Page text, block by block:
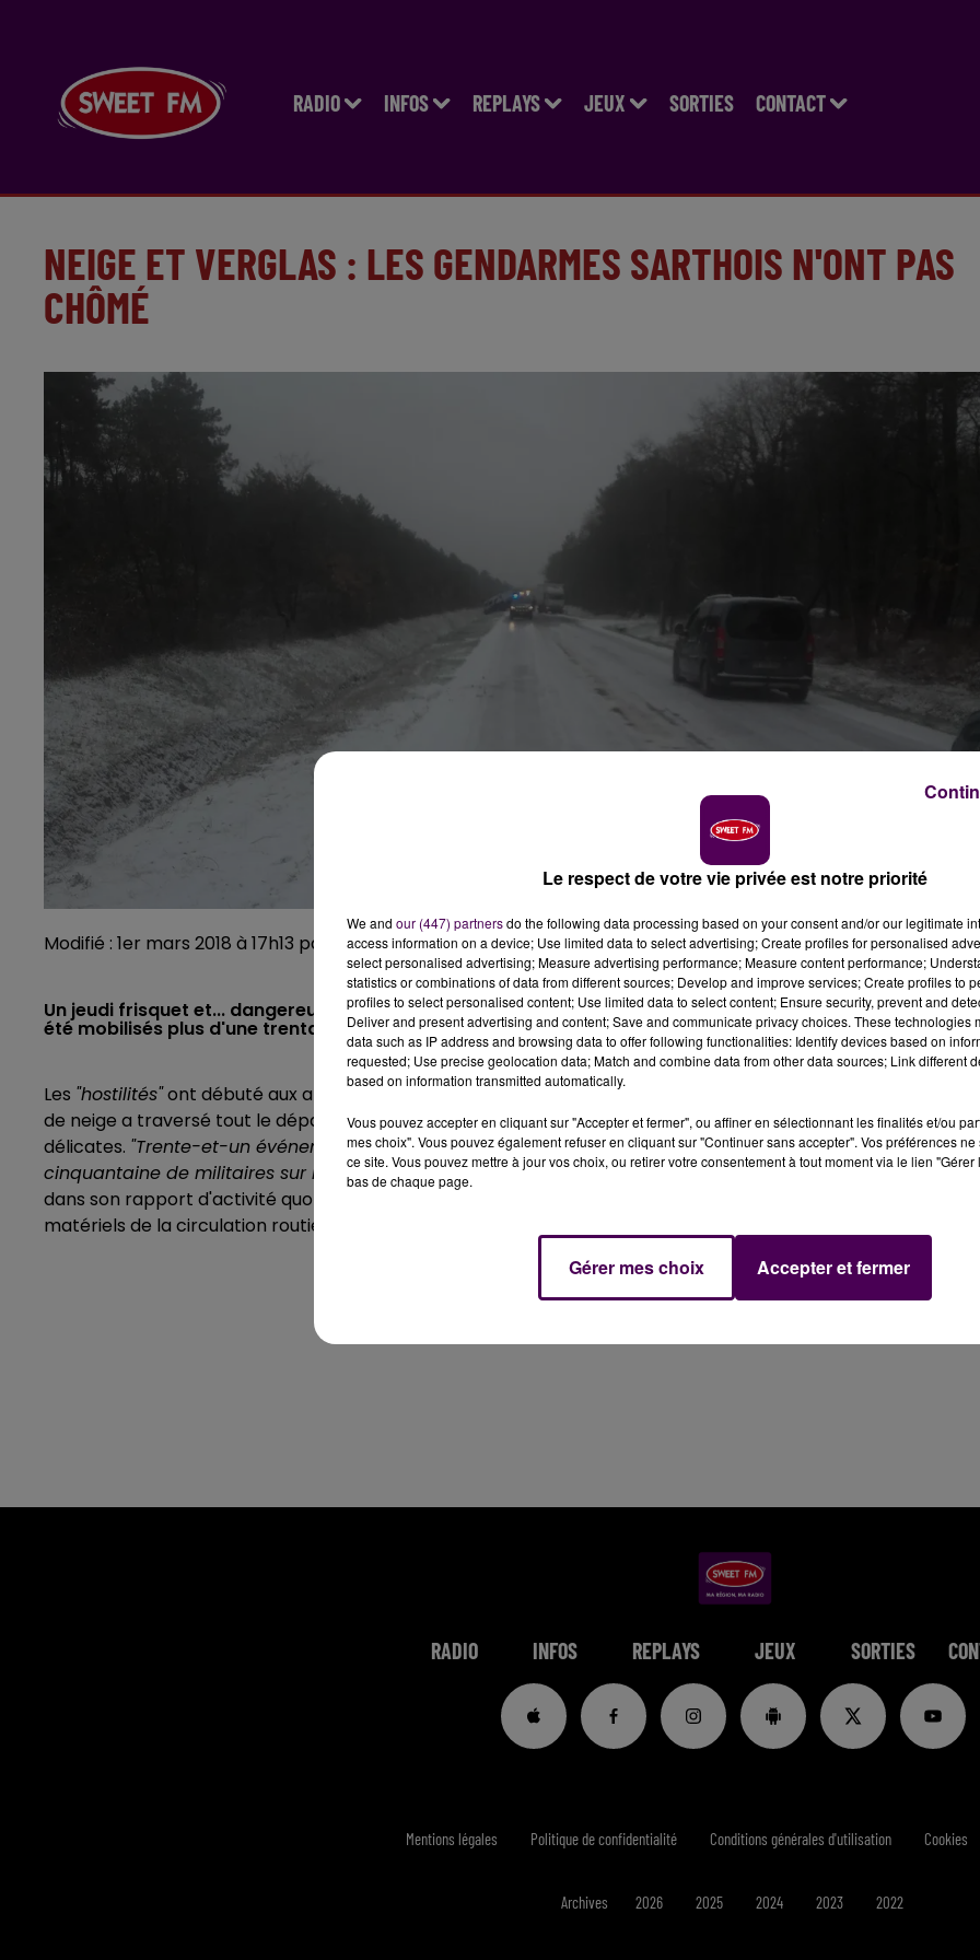
RADIO INFOS REPLAYS JEUX SORTIES CONTACT
NEIGE ET VERGLAS : LES GENDARMES SARTHOIS N'ONT PAS
CHÔMÉ
Modifié : 1er mars 2018 à 17h13 par Emilien Borderie
Un jeudi frisquet et... dangereusement glissant sur les routes : les gendarmes de la Sarthe indiquent
été mobilisés plus d'une trentaine de fois dans la journée.
Les "hostilités"ont débuté aux alentours de 3h du matin ce jeudi 1er mars : un épisode de verglas et de chutes
de neige a traversé tout le département de la Sarthe et rendu les conditions de circulation parfois très
délicates. "Trente-et-un événements ont nécessité l'intervention de la gendarmerie mobilisant une
cinquantaine de militaires sur l’ensemble des réseaux routier et autoroutier"résume le groupement
dans son rapport d'activité quotidien. Il s'est principalement agit de poids-lourds bloqués, d'accidents
matériels de la circulation routière et d'obstacles entravant les chaussées.
RADIO INFOS REPLAYS JEUX SORTIES
Mentions légales Politique de confidentialité Conditions générales d'utilisation Cookies
Archives 2026 2025 2024 2023 2022
Le respect de votre vie privée est notre priorité
We and our (447) partnersdo the following data processing based on your consent and/or our legitimate
access information on a device; Use limited data to select advertising; Create profiles for personalised
select personalised advertising; Measure advertising performance; Measure content performance;
statistics or combinations of data from different sources; Develop and improve services; Create profiles to
profiles to select personalised content; Use limited data to select content; Ensure security, prevent and
Deliver and present advertising and content; Save and communicate privacy choices. These technologies
data such as IP address and browsing data to offer following functionalities: Identify devices based on
requested; Use precise geolocation data; Match and combine data from other data sources; Link different
based on information transmitted automatically.
Vous pouvez accepter en cliquant sur "Accepter et fermer", ou affiner en sélectionnant les finalités et/ou
mes choix". Vous pouvez également refuser en cliquant sur "Continuer sans accepter". Vos préférences
ce site. Vous pouvez mettre à jour vos choix, ou retirer votre consentement à tout moment via le lien
bas de chaque page.
Gérer mes choix Accepter et fermer